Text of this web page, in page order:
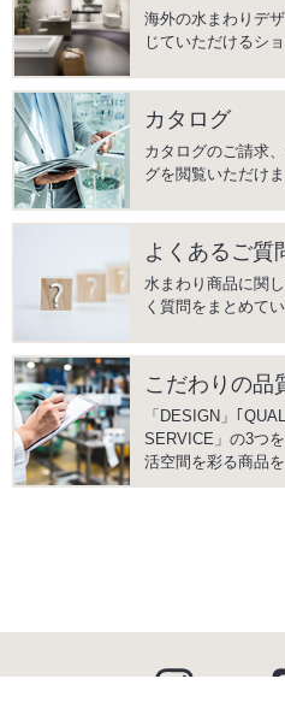
海外の水まわりデ
じていただけるシ
カタログ
カタログのご請求
グを閲覧いただけま
よくあるご質
水まわり商品に関
く質問をまとめてい
こだわりの品
「DESIGN」｢
SERVICE」の3つ
活空間を彩る商品を